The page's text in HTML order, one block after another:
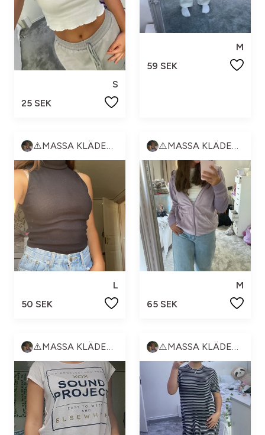
S
25 SEK
M
59 SEK
L
50 SEK
M
65 SEK